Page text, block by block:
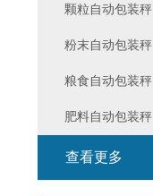
颗粒自动包装秤
粉末自动包装秤
粮食自动包装秤
肥料自动包装秤
查看更多